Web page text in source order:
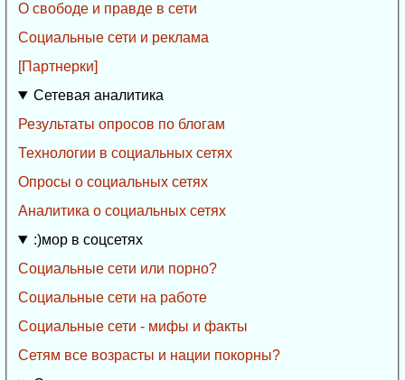
О свободе и правде в сети
Социальные сети и реклама
[Партнерки]
Сетевая аналитика
Результаты опросов по блогам
Технологии в социальных сетях
Опросы о социальных сетях
Аналитика о социальных сетях
:)мор в соцсетях
Социальные сети или порно?
Социальные сети на работе
Социальные сети - мифы и факты
Сетям все возрасты и нации покорны?